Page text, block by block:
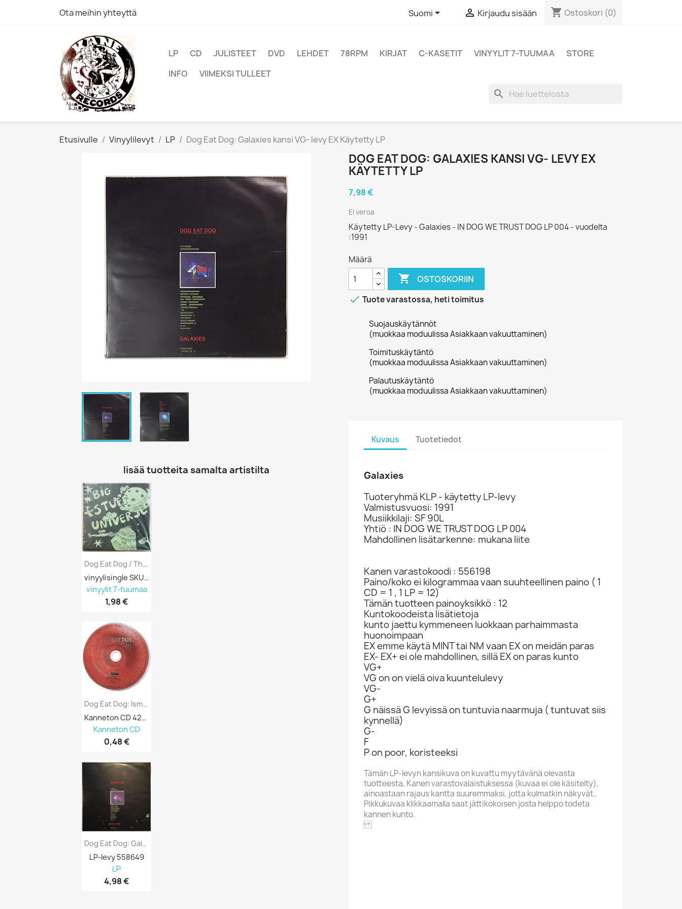
Ota meihin yhteyttä Suomi  Kirjaudu sisään shopping_cart Ostoskori (0)
LP CD JULISTEET DVD LEHDET 78RPM KIRJAT C-KASETIT VINYYLIT 7-TUUMAA
STORE
INFO
VIIMEKSI TULLEET
search
Etusivulle Vinyylilevyt LP Dog Eat Dog: Galaxies kansi VG- levy EX Käytetty LP
lisää tuotteita samalta artistilta
Dog Eat Dog / The Lost T-Shirts Of...
vinyylisingle SKU 692465
vinyylit 7-tuumaa
1,98 €
Dog Eat Dog: Isms +3 CD-Single Kansi Ei...
Kanneton CD 428120
Kanneton CD
0,48 €
Dog Eat Dog: Galaxies - Käytetty LP G+ / EX
LP-levy 558649
LP
4,98 €
DOG EAT DOG: GALAXIES KANSI VG- LEVY EX
KÄYTETTY LP
7,98 €
Ei veroa
Käytetty LP-Levy - Galaxies - IN DOG WE TRUST DOG LP 004 - vuodelta
:1991
Määrä
 OSTOSKORIIN
 Tuote varastossa, heti toimitus
Suojauskäytännöt
(muokkaa moduulissa Asiakkaan vakuuttaminen)
Toimituskäytäntö
(muokkaa moduulissa Asiakkaan vakuuttaminen)
Palautuskäytäntö
(muokkaa moduulissa Asiakkaan vakuuttaminen)
Kuvaus Tuotetiedot
Galaxies
Tuoteryhmä KLP - käytetty LP-levy
Valmistusvuosi: 1991
Musiikkilaji: SF 90L
Yhtiö : IN DOG WE TRUST DOG LP 004
Mahdollinen lisätarkenne: mukana liite
Kanen varastokoodi : 556198
Paino/koko ei kilogrammaa vaan suuhteellinen paino ( 1
CD = 1 , 1 LP = 12)
Tämän tuotteen painoyksikkö : 12
Kuntokoodeista lisätietoja
kunto jaettu kymmeneen luokkaan parhaimmasta
huonoimpaan
EX emme käytä MINT tai NM vaan EX on meidän paras
EX- EX+ ei ole mahdollinen, sillä EX on paras kunto
VG+
VG on on vielä oiva kuuntelulevy
VG-
G+
G näissä G levyissä on tuntuvia naarmuja ( tuntuvat siis
kynnellä)
G-
F
P on poor, koristeeksi
Tämän LP-levyn kansikuva on kuvattu myytävänä olevasta
tuotteesta, Kanen varastovalaistuksessa (kuvaa ei ole käsitelty),
ainoastaan rajaus kantta suuremmaksi, jotta kulmatkin näkyvät..
Pikkukuvaa klikkaamalla saat jättikokoisen josta helppo todeta
kannen kunto.